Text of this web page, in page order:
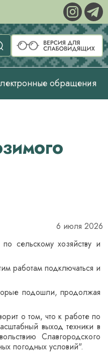
обращения
6 июля 2026
сельскому хозяйству и
работам подключаться и
подошли, продолжая
о том, что к работе по
выход техники в
Славгородского
погодных условий".